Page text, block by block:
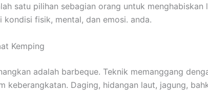
satu pilihan sebagian orang untuk
fisik, mental, dan emosi. anda.
Kemping
adalah barbeque. Teknik memanggang
keberangkatan. Daging, hidangan laut, jagung,